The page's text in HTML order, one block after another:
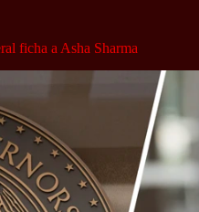
ficha a Asha Sharma